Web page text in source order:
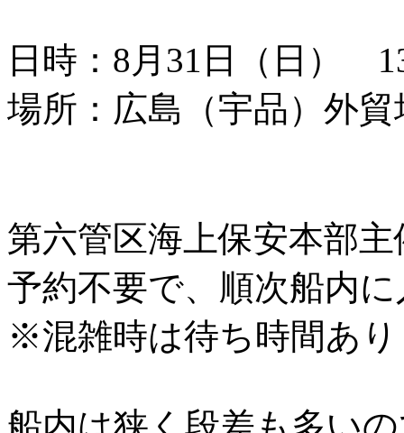
日時：8月31日（日）
場所：広島（宇品）外
第六管区海上保安本部
予約不要で、順次船内
※混雑時は待ち時間あり